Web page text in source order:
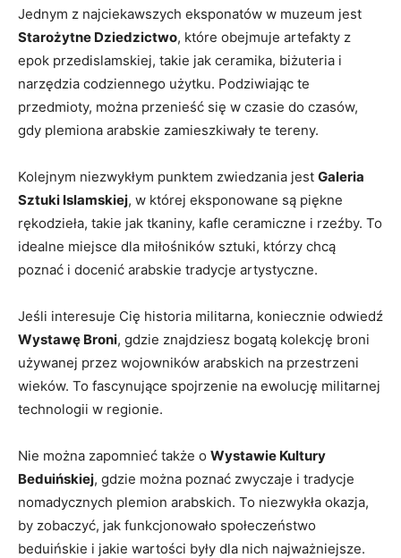
Jednym z najciekawszych eksponatów w muzeum jest⁣
Starożytne Dziedzictwo, które obejmuje artefakty z
epok przedislamskiej, takie jak ceramika, biżuteria i
narzędzia codziennego ​użytku. Podziwiając te ​
przedmioty, można ‌przenieść się w​ czasie do czasów,
gdy⁣ plemiona⁣ arabskie zamieszkiwały te tereny.
Kolejnym niezwykłym punktem zwiedzania jest Galeria
Sztuki⁤ Islamskiej, w której eksponowane są piękne
rękodzieła, takie jak⁢ tkaniny, ⁢kafle ceramiczne i rzeźby.⁤ To
idealne miejsce dla miłośników sztuki, którzy chcą⁤
poznać i docenić arabskie tradycje artystyczne.
Jeśli interesuje Cię‍ historia militarna, ‍koniecznie odwiedź
Wystawę‌ Broni,⁢ gdzie znajdziesz bogatą kolekcję broni
używanej​ przez ⁢wojowników arabskich na przestrzeni​
wieków.‍ To fascynujące‌ spojrzenie na ewolucję militarnej
⁤technologii w ‍regionie.
Nie⁤ można⁢ zapomnieć także o Wystawie Kultury ​
Beduińskiej, gdzie‌ można poznać zwyczaje i tradycje⁤
nomadycznych plemion arabskich. To niezwykła okazja,
by zobaczyć, ⁤jak funkcjonowało społeczeństwo
beduińskie‌ i jakie wartości były dla nich najważniejsze.